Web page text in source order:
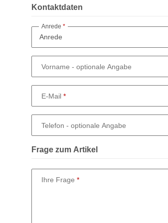
Kontaktdaten
Anrede
Vorname - optionale Angabe
E-Mail
Telefon - optionale Angabe
Frage zum Artikel
Ihre Frage